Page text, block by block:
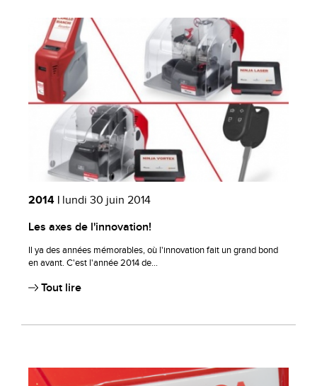
2014 | lundi 30 juin 2014
Les axes de l'innovation!
Il ya des années mémorables, où l'innovation fait un grand bond
en avant. C'est l'année 2014 de...
Tout lire